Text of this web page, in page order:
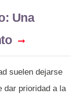
Una
suelen dejarse
dar prioridad a la